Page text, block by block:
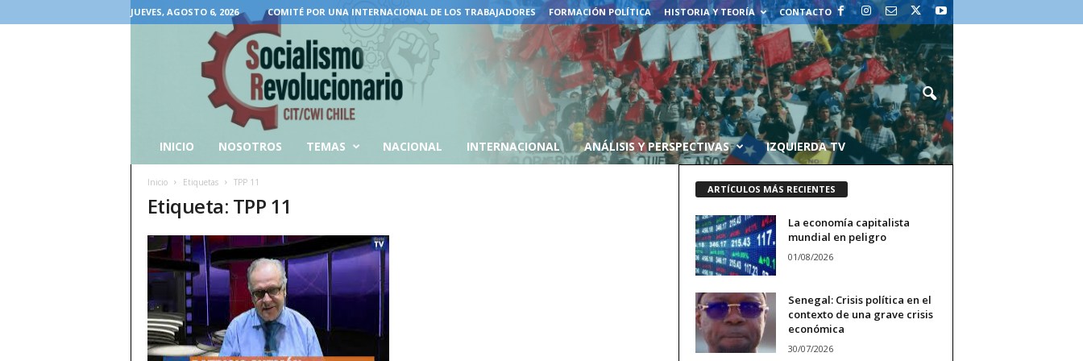
JUEVES, AGOSTO 6, 2026 COMITÉ POR UNA INTERNACIONAL DE LOS TRABAJADORES FORMACIÓN POLÍTICA HISTORIA Y TEORÍA CONTACTO
INICIO NOSOTROS TEMAS NACIONAL INTERNACIONAL ANÁLISIS Y PERSPECTIVAS IZQUIERDA TV
Inicio Etiquetas TPP 11
Etiqueta: TPP 11
ARTÍCULOS MÁS RECIENTES
La economía capitalista
mundial en peligro
01/08/2026
Senegal: Crisis política en el
contexto de una grave crisis
económica
30/07/2026